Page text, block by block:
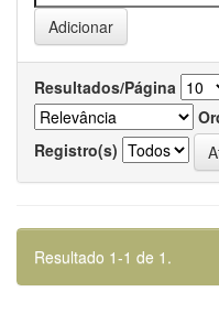
Resultados/Página
Registro(s)
Resultado 1-1 de 1.